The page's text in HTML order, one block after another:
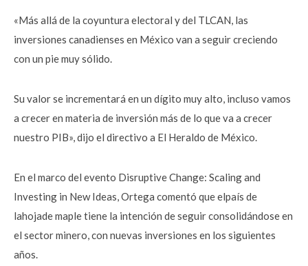
«Más allá de la coyuntura electoral y del TLCAN, las
inversiones canadienses en México van a seguir creciendo
con un pie muy sólido.
Su valor se incrementará en un dígito muy alto, incluso vamos
a crecer en materia de inversión más de lo que va a crecer
nuestro PIB», dijo el directivo a El Heraldo de México.
En el marco del evento Disruptive Change: Scaling and
Investing in New Ideas, Ortega comentó que elpaís de
lahojade maple tiene la intención de seguir consolidándose en
el sector minero, con nuevas inversiones en los siguientes
años.